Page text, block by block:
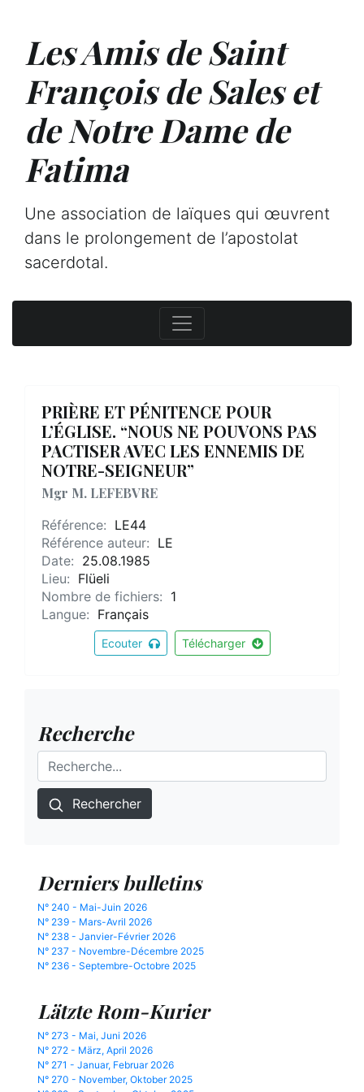
Les Amis de Saint
François de Sales et
de Notre Dame de
Fatima
Une association de laïques qui œuvrent
dans le prolongement de l’apostolat
sacerdotal.
PRIÈRE ET PÉNITENCE POUR
L’ÉGLISE. “NOUS NE POUVONS PAS
PACTISER AVEC LES ENNEMIS DE
NOTRE-SEIGNEUR”
Mgr M. LEFEBVRE
Référence: LE44
Référence auteur: LE
Date: 25.08.1985
Lieu: Flüeli
Nombre de fichiers: 1
Langue: Français
Ecouter Télécharger
Recherche
Rechercher
Derniers bulletins
N° 240 - Mai-Juin 2026
N° 239 - Mars-Avril 2026
N° 238 - Janvier-Février 2026
N° 237 - Novembre-Décembre 2025
N° 236 - Septembre-Octobre 2025
Lätzte Rom-Kurier
N° 273 - Mai, Juni 2026
N° 272 - März, April 2026
N° 271 - Januar, Februar 2026
N° 270 - November, Oktober 2025